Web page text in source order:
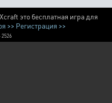
это бесплатная игра для
>> Регистрация >>